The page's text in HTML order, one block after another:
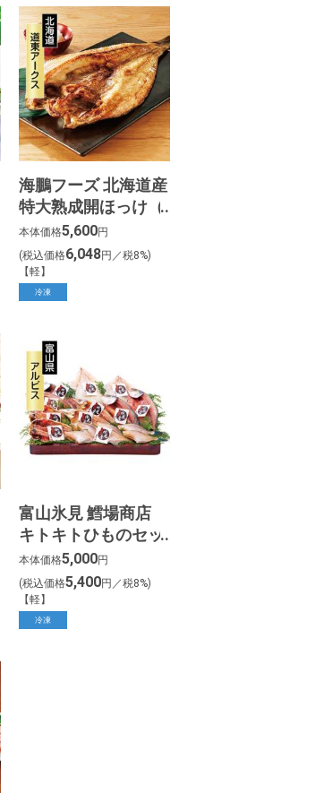
海鵬フーズ 北海道産
特大熟成開ほっけ（5
枚）
本体価格5,600円
(税込価格6,048円／税8%)
【軽】
冷凍
富山氷見 鱈場商店
キトキトひものセッ
ト（6種16枚）
本体価格5,000円
(税込価格5,400円／税8%)
【軽】
冷凍